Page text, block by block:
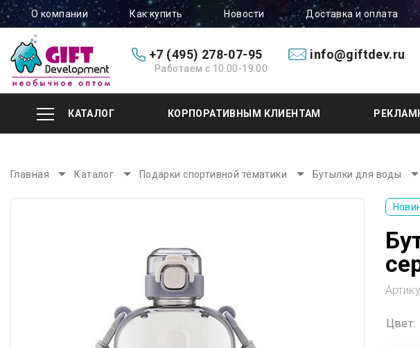
О компании Как купить Новости Доставка и оплата
+7 (495) 278-07-95
Работаем с 10.00-19.00
info@giftdev.ru
КАТАЛОГ КОРПОРАТИВНЫМ КЛИЕНТАМ
Главная Каталог Подарки спортивной тематики Бутылки для воды
Цвет: